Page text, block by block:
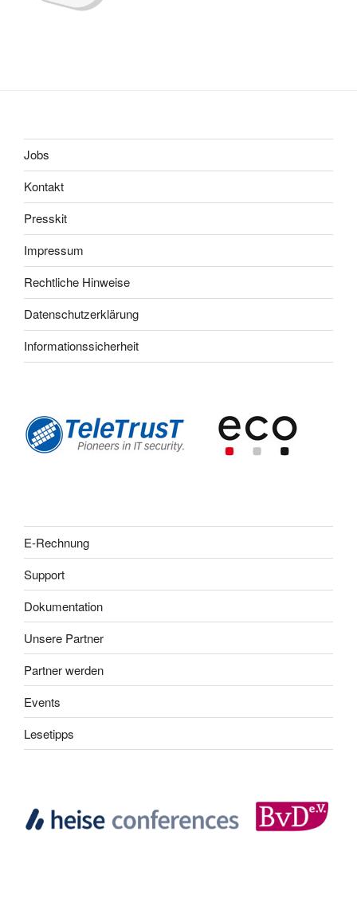
Jobs
Kontakt
Presskit
Impressum
Rechtliche Hinweise
Datenschutzerklärung
Informationssicherheit
E-Rechnung
Support
Dokumentation
Unsere Partner
Partner werden
Events
Lesetipps